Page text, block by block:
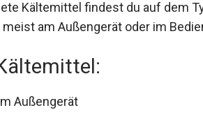
Kältemittel findest du auf dem
am Außengerät oder im
Außengerät